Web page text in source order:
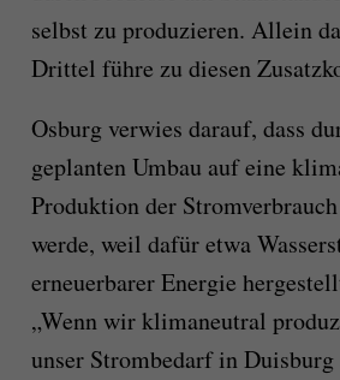
selbst zu produzieren. Allein
Drittel führe zu diesen
Osburg verwies darauf, dass
geplanten Umbau auf eine
Produktion der
werde, weil dafür etwa
erneuerbarer Energie
„Wenn wir klimaneutral
unser Strombedarf in